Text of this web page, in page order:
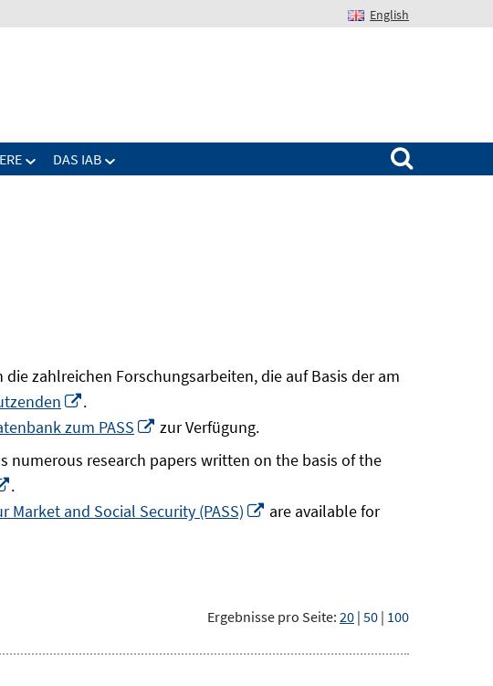
English
DAS IAB
Suchen nach:
zahlreichen Forschungsarbeiten, die auf Basis der am
In
neuem
.
zum PASS
In
öffnen
zur Verfügung.
research papers written on the basis of the
In
neuem
.
Market and Social Security (PASS)
In
are available for
Ergebnisse pro Seite: 20 | 50 | 100